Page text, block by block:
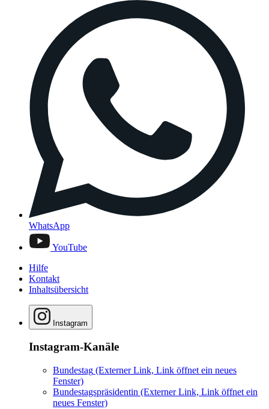
WhatsApp
YouTube
Hilfe
Kontakt
Inhaltsübersicht
Instagram
Instagram-Kanäle
Bundestag (Externer Link, Link öffnet ein neues
Fenster)
Bundestagspräsidentin (Externer Link, Link öffnet ein
neues Fenster)